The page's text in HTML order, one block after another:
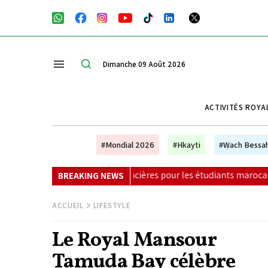
Dimanche 09 Août 2026
ACTIVITÉS
#Mondial 2026 #Hkayti #Wach
BREAKING NEWS
pour les étudiants marocains | La Colombie
ACCUEIL LIFESTYLE
Le Royal Mansour
Tamuda Bay célèbre